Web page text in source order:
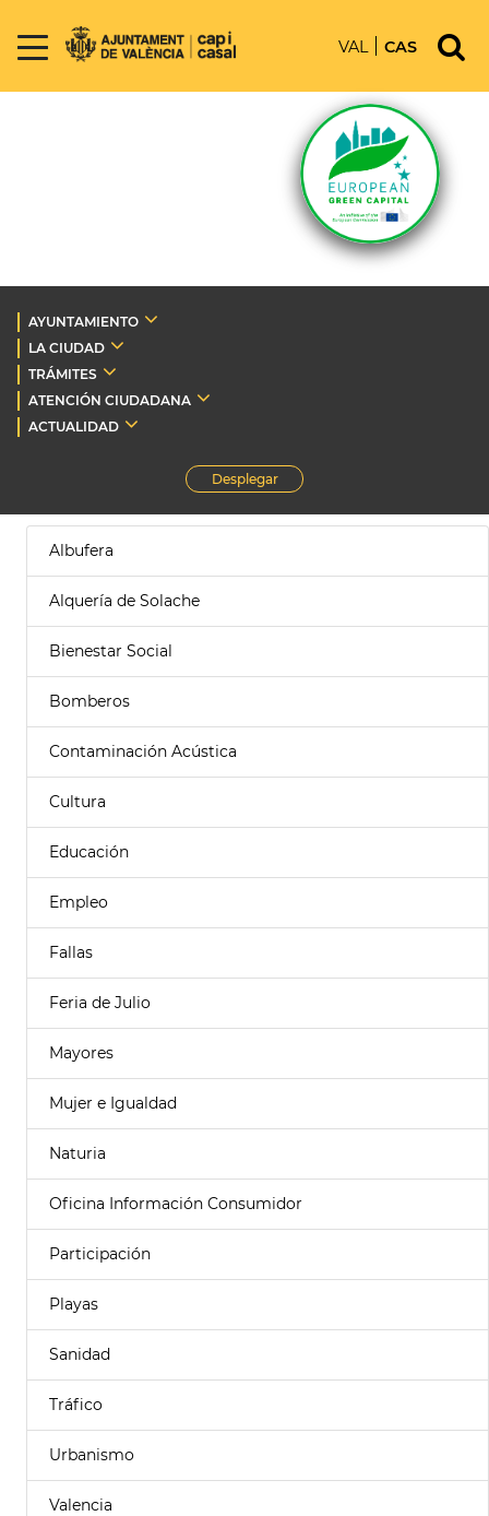
VAL CAS
AYUNTAMIENTO
LA CIUDAD
TRÁMITES
ATENCIÓN CIUDADANA
ACTUALIDAD
Desplegar
Albufera
Alquería de Solache
Bienestar Social
Bomberos
Contaminación Acústica
Cultura
Educación
Empleo
Fallas
Feria de Julio
Mayores
Mujer e Igualdad
Naturia
Oficina Información Consumidor
Participación
Playas
Sanidad
Tráfico
Urbanismo
Valencia